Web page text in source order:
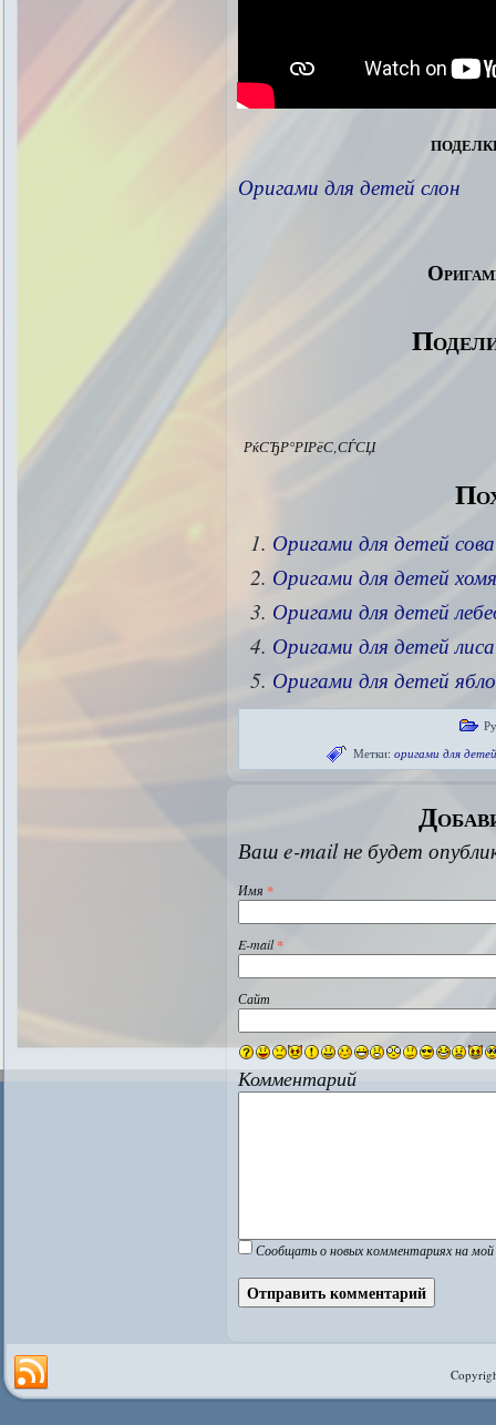
Оригами для детей слон
РќСЂР°РІРёС‚СЃСЏ
Оригами для детей сова
Оригами для детей
Оригами для детей
Оригами для детей лиса
Оригами для детей
Метки: оригами для
Ваш e-mail не будет
Имя *
E-mail*
Сайт
Комментарий
Сообщать о новых комментариях на мой